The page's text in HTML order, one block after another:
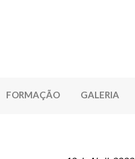
FORMAÇÃO GALERIA